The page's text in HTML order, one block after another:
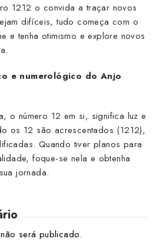
1212 o convida a traçar novos
difíceis, tudo começa com o
e tenha otimismo e explore novos
e numerológico do Anjo
o número 12 em si, significa luz e
os 12 são acrescentados (1212),
Quando tiver planos para
foque-se nela e obtenha
jornada.
será publicado.